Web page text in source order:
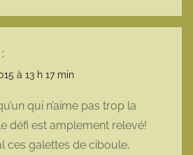
à 13 h 17 min
qui n’aime pas trop la
défi est amplement relevé!
ces galettes de ciboule,